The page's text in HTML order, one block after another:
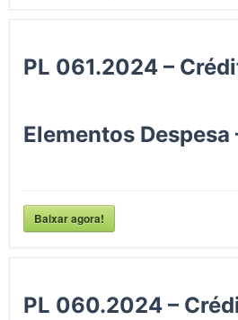
PL 061.2024 –
Elementos Despesa
Baixar agora!
PL 060.2024 –